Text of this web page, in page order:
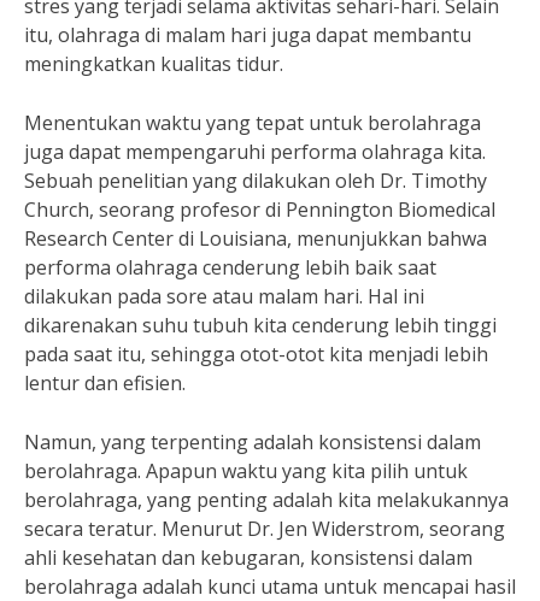
stres yang terjadi selama aktivitas sehari-hari. Selain
itu, olahraga di malam hari juga dapat membantu
meningkatkan kualitas tidur.
Menentukan waktu yang tepat untuk berolahraga
juga dapat mempengaruhi performa olahraga kita.
Sebuah penelitian yang dilakukan oleh Dr. Timothy
Church, seorang profesor di Pennington Biomedical
Research Center di Louisiana, menunjukkan bahwa
performa olahraga cenderung lebih baik saat
dilakukan pada sore atau malam hari. Hal ini
dikarenakan suhu tubuh kita cenderung lebih tinggi
pada saat itu, sehingga otot-otot kita menjadi lebih
lentur dan efisien.
Namun, yang terpenting adalah konsistensi dalam
berolahraga. Apapun waktu yang kita pilih untuk
berolahraga, yang penting adalah kita melakukannya
secara teratur. Menurut Dr. Jen Widerstrom, seorang
ahli kesehatan dan kebugaran, konsistensi dalam
berolahraga adalah kunci utama untuk mencapai hasil